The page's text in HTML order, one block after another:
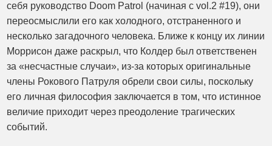
себя руководство Doom Patrol (начиная с vol.2 #19), они
переосмыслили его как холодного, отстраненного и
несколько загадочного человека. Ближе к концу их линии
Моррисон даже раскрыл, что Колдер был ответственен
за «несчастные случаи», из-за которых оригинальные
члены Рокового Патруля обрели свои силы, поскольку
его личная философия заключается в том, что истинное
величие приходит через преодоление трагических
событий.